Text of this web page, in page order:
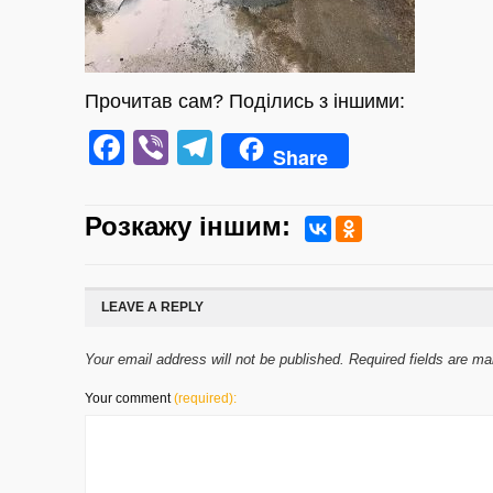
Прочитав сам? Поділись з іншими:
Facebook
ViberTelegram
Share
Розкажу iншим:
LEAVE A REPLY
Your email address will not be published. Required fields are
Your comment(required):